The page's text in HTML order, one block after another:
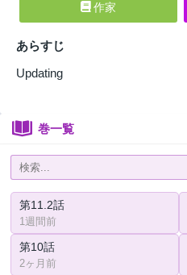
作家
あらすじ
Updating
巻一覧
第11.2話
1週間前
第10話
2ヶ月前